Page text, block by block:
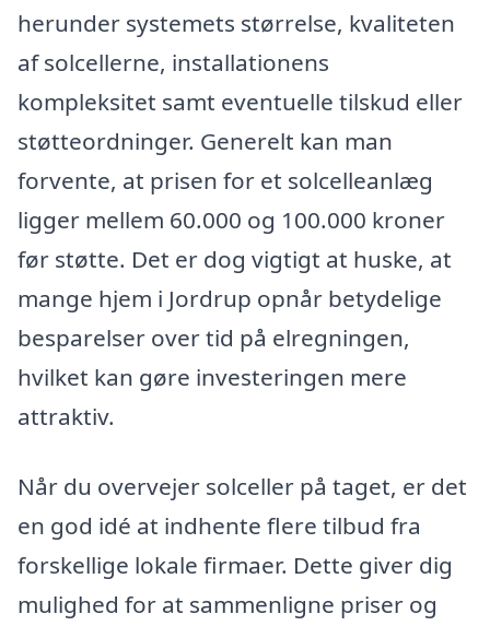
herunder systemets størrelse, kvaliteten
af solcellerne, installationens
kompleksitet samt eventuelle tilskud eller
støtteordninger. Generelt kan man
forvente, at prisen for et solcelleanlæg
ligger mellem 60.000 og 100.000 kroner
før støtte. Det er dog vigtigt at huske, at
mange hjem i Jordrup opnår betydelige
besparelser over tid på elregningen,
hvilket kan gøre investeringen mere
attraktiv.
Når du overvejer solceller på taget, er det
en god idé at indhente flere tilbud fra
forskellige lokale firmaer. Dette giver dig
mulighed for at sammenligne priser og